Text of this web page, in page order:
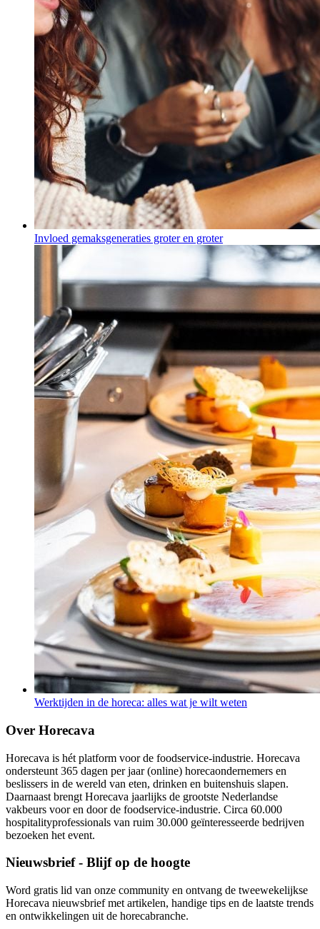
Invloed gemaksgeneraties groter en groter
Werktijden in de horeca: alles wat je wilt weten
Over Horecava
Horecava is hét platform voor de foodservice-industrie. Horecava
ondersteunt 365 dagen per jaar (online) horecaondernemers en
beslissers in de wereld van eten, drinken en buitenshuis slapen.
Daarnaast brengt Horecava jaarlijks de grootste Nederlandse
vakbeurs voor en door de foodservice-industrie. Circa 60.000
hospitalityprofessionals van ruim 30.000 geïnteresseerde bedrijven
bezoeken het event.
Nieuwsbrief - Blijf op de hoogte
Word gratis lid van onze community en ontvang de tweewekelijkse
Horecava nieuwsbrief met artikelen, handige tips en de laatste trends
en ontwikkelingen uit de horecabranche.